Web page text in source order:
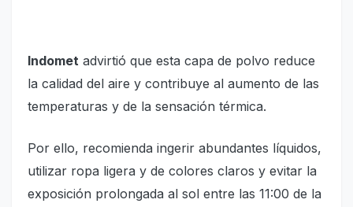
Indomet advirtió que esta capa de polvo reduce
la calidad del aire y contribuye al aumento de las
temperaturas y de la sensación térmica.
Por ello, recomienda ingerir abundantes líquidos,
utilizar ropa ligera y de colores claros y evitar la
exposición prolongada al sol entre las 11:00 de la